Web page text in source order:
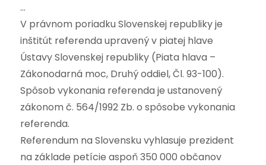
…
V právnom poriadku Slovenskej republiky je
inštitút referenda upravený v piatej hlave
Ústavy Slovenskej republiky (Piata hlava –
Zákonodarná moc, Druhý oddiel, Čl. 93-100).
Spôsob vykonania referenda je ustanovený
zákonom č. 564/1992 Zb. o spôsobe vykonania
referenda.
Referendum na Slovensku vyhlasuje prezident
na základe petície aspoň 350 000 občanov